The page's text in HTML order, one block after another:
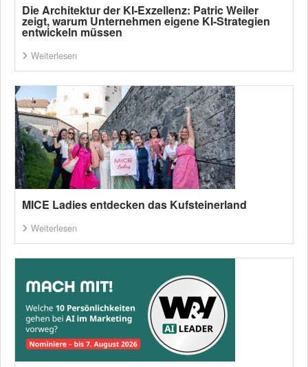
Die Architektur der KI-Exzellenz: Patric Weiler
zeigt, warum Unternehmen eigene KI-Strategien
entwickeln müssen
Weiterlesen
MICE Ladies entdecken das Kufsteinerland
Weiterlesen